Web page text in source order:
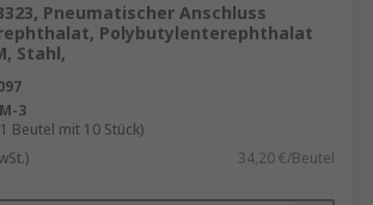
Pneumatischer Anschluss
Polybutylenterephthalat
Stahl,
3
Beutel mit 10 Stück)
34,20 €/Beutel